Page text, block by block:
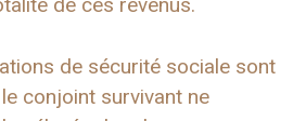
de ces revenus.
de sécurité sociale sont
conjoint survivant ne